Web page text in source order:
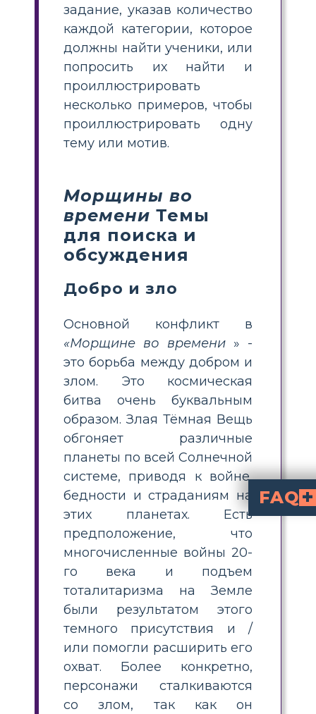
задание, указав количество
каждой категории, которое
должны найти ученики, или
попросить их найти и
проиллюстрировать
несколько примеров, чтобы
проиллюстрировать одну
тему или мотив.
Морщины во
времени Темы
для поиска и
обсуждения
Добро и зло
Основной конфликт в
«Морщине во времени » -
это борьба между добром и
злом. Это космическая
битва очень буквальным
образом. Злая Тёмная Вещь
обгоняет различные
планеты по всей Солнечной
системе, приводя к войне,
бедности и страданиям на
этих планетах. Есть
предположение, что
многочисленные войны 20-
го века и подъем
тоталитаризма на Земле
были результатом этого
темного присутствия и /
или помогли расширить его
охват. Более конкретно,
персонажи сталкиваются
со злом, так как он
FAQ